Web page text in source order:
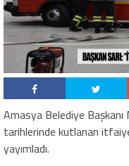
Amasya Belediye
tarihlerinde kutlanan
yayımladı.